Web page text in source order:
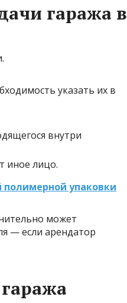
гаража в
указать их в
внутри
иное лицо.
упаковки
может
— если арендатор